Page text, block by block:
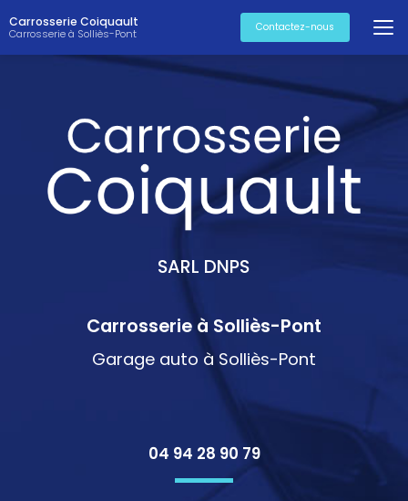
au
contenu
principal
Carrosserie Coiquault
Carrosserie à Solliès-Pont Contactez-nous
SARL DNPS
Carrosserie à Solliès-Pont
Garage auto à Solliès-Pont
04 94 28 90 79